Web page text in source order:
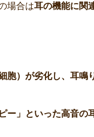
場合は耳の機能に関
胞）が劣化し、耳鳴
ー」といった高音の